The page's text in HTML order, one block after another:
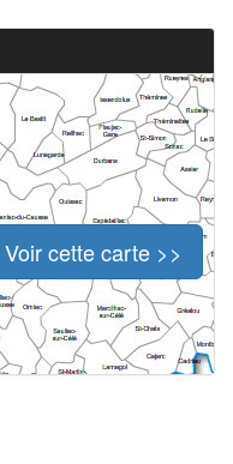
Voir cette carte >>